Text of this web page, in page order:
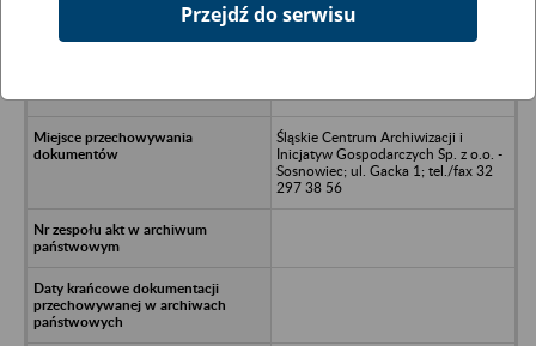
Zakłady Elektrotechniczne „DELAM”
Śląskie Centrum Archiwizacji i
Inicjatyw Gospodarczych Sp. z o.o. -
Sosnowiec; ul. Gacka 1; tel./fax 32
297 38 56
Przejdź do serwisu